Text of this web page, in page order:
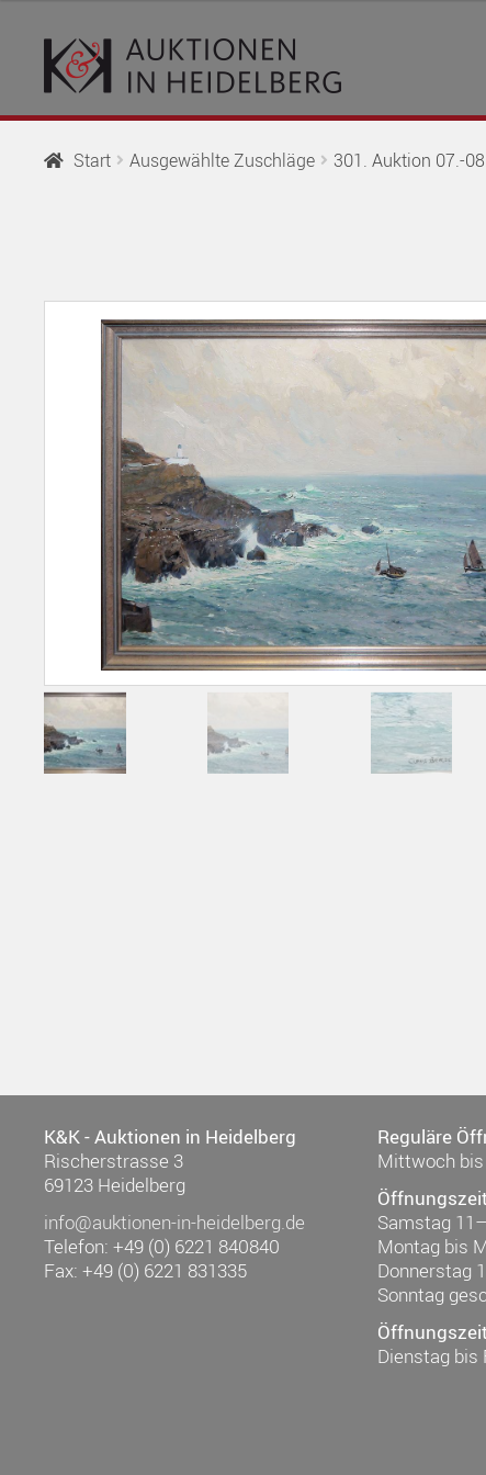
Navigation
springen
zum
Inhalt
Start Ausgewählte Zuschläge 301. Auktion 07.-
K&K - Auktionen in Heidelberg
Rischerstrasse 3
69123 Heidelberg
info@auktionen-in-heidelberg.de
Telefon: +49 (0) 6221 840840
Fax: +49 (0) 6221 831335
Reguläre
Mittwoch
Samstag
Montag bis
Donnerstag
Sonntag
Dienstag bis